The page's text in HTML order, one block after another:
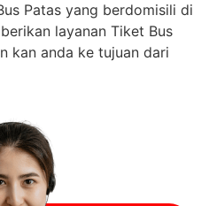
Patas yang berdomisili di
layanan Tiket Bus
kan anda ke tujuan dari